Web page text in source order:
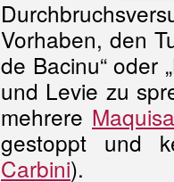
Vorhaben, den
de Bacinu“ oder
und Levie zu
mehrere
gestoppt und
Carbini).